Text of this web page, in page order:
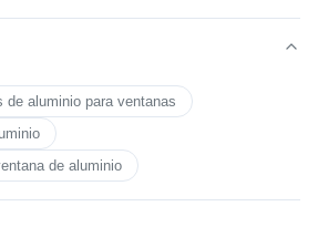
de aluminio para ventanas
de aluminio